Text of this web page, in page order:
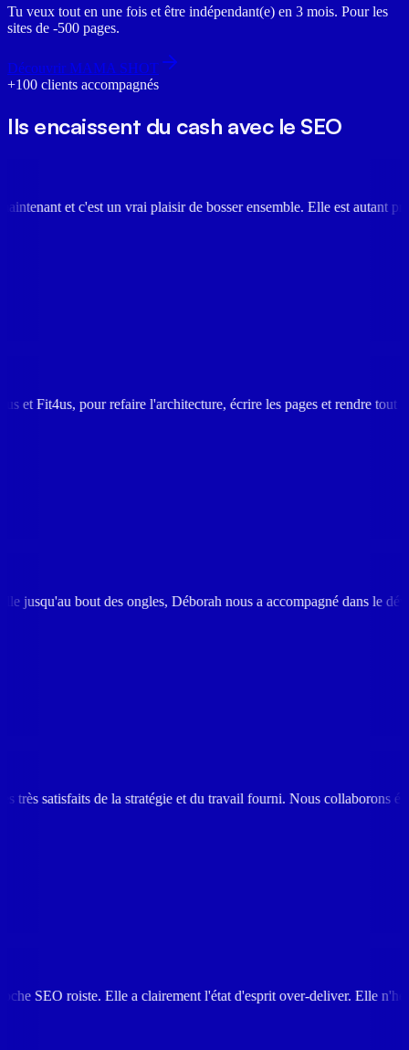
Tu veux tout en une fois et être indépendant(e) en 3 mois. Pour les
sites de -500 pages.
Découvrir MAMA SHOT
+100 clients accompagnés
Ils encaissent du cash avec le SEO
vrai plaisir de bosser ensemble. Elle est autant pro qu'efficace
refaire l'architecture, écrire les pages et rendre tout le contenu
ongles, Déborah nous a accompagné dans le
la stratégie et du travail fourni. Nous collaborons également
Elle a clairement l'état d'esprit over-deliver. Elle n'hésite pas à